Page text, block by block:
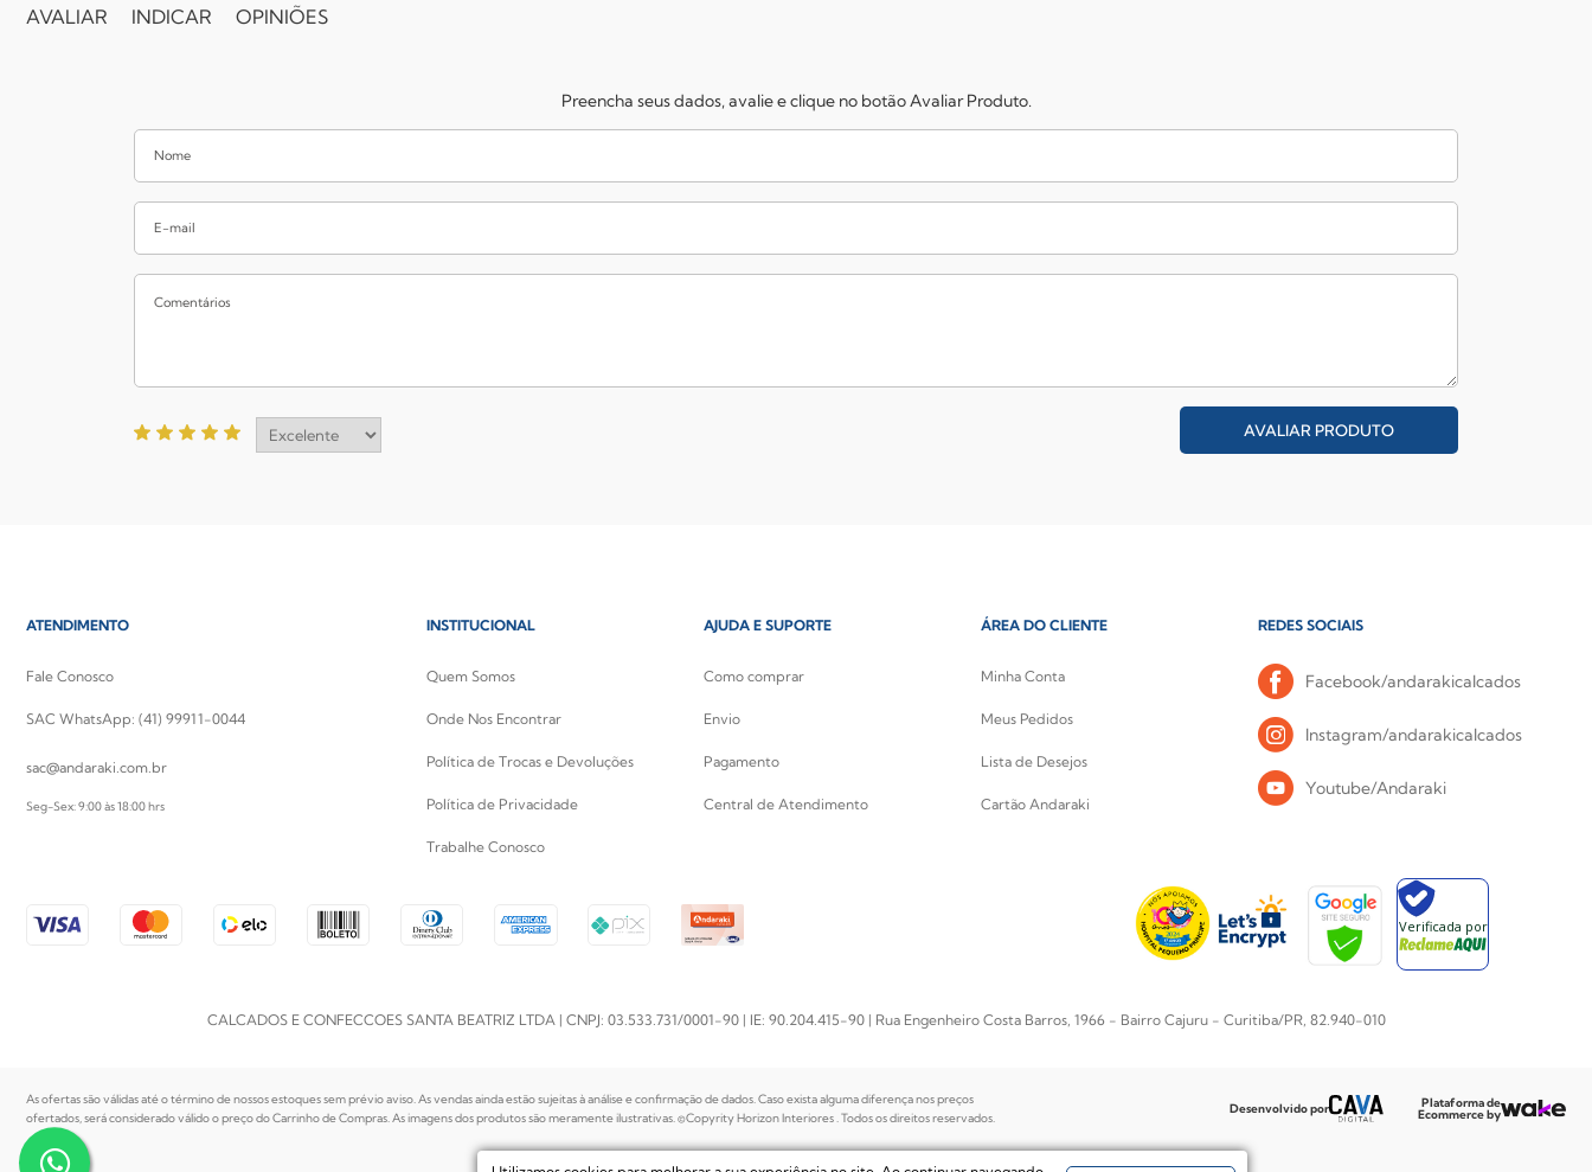
AVALIAR INDICAR OPINIÕES
Preencha seus dados, avalie e clique no botão Avaliar Produto.
AVALIAR PRODUTO
ATENDIMENTO
Fale Conosco
SAC WhatsApp: (41) 99911-0044
sac@andaraki.com.br
Seg-Sex: 9:00 às 18:00 hrs
INSTITUCIONAL
Quem Somos
Onde Nos Encontrar
Política de Trocas e Devoluções
Política de Privacidade
Trabalhe Conosco
AJUDA E SUPORTE
Como comprar
Envio
Pagamento
Central de Atendimento
ÁREA DO CLIENTE
Minha Conta
Meus Pedidos
Lista de Desejos
Cartão Andaraki
REDES SOCIAIS
Facebook/andarakicalcados
Instagram/andarakicalcados
Youtube/Andaraki
Verificada por
CALCADOS E CONFECCOES SANTA BEATRIZ LTDA | CNPJ: 03.533.731/0001-90 | IE: 90.204.415-90 | Rua Engenheiro Costa Barros, 1966 - Bairro Cajuru - Curitiba/PR, 82.940-010
As ofertas são válidas até o término de nossos estoques sem prévio aviso. As vendas ainda estão sujeitas à análise e confirmação de dados. Caso exista alguma diferença nos preços
ofertados, será considerado válido o preço do Carrinho de Compras. As imagens dos produtos são meramente ilustrativas. ©Copyrity Horizon Interiores . Todos os direitos reservados.
Desenvolvido por Plataforma de
Ecommerce by